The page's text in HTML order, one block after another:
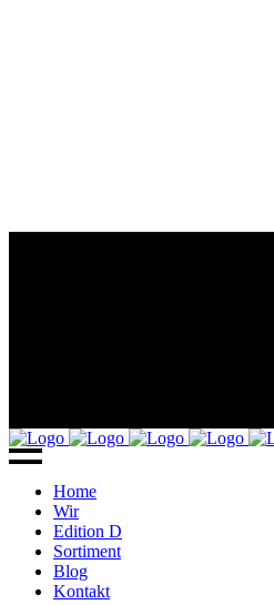
Home
Wir
Edition D
Sortiment
Blog
Kontakt